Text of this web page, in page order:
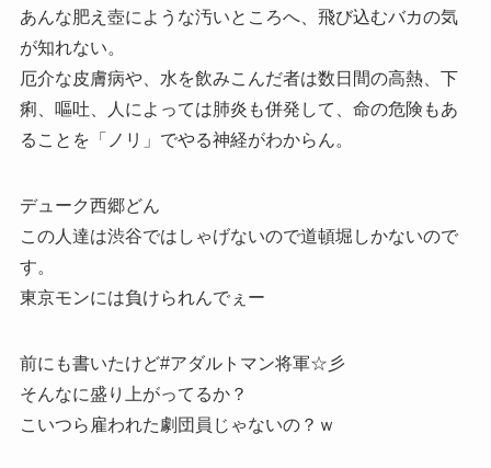
あんな肥え壺にような汚いところへ、飛び込むバカの気
が知れない。
厄介な皮膚病や、水を飲みこんだ者は数日間の高熱、下
痢、嘔吐、人によっては肺炎も併発して、命の危険もあ
ることを「ノリ」でやる神経がわからん。
デューク西郷どん
この人達は渋谷ではしゃげないので道頓堀しかないので
す。
東京モンには負けられんでぇー
前にも書いたけど#アダルトマン将軍☆彡
そんなに盛り上がってるか？
こいつら雇われた劇団員じゃないの？ｗ